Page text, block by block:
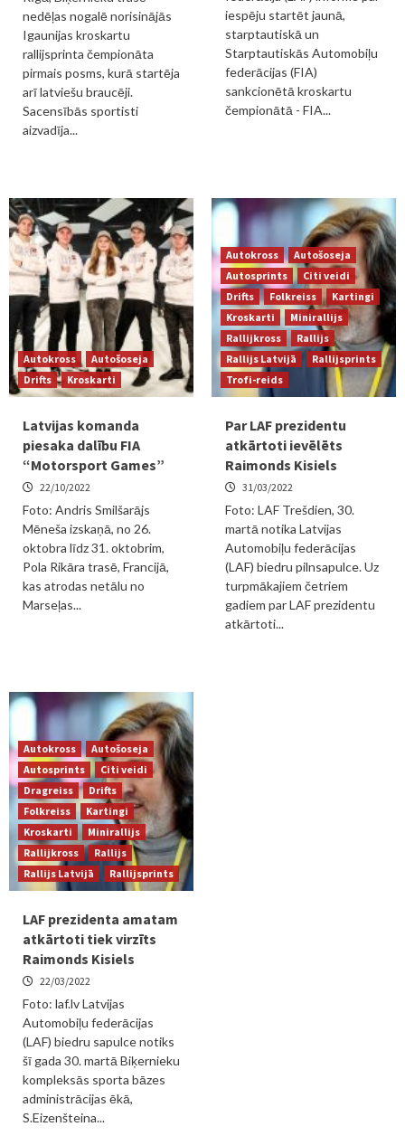
nedēļas nogalē norisinājās
Igaunijas kroskartu
rallijsprinta čempionāta
pirmais posms, kurā startēja
arī latviešu braucēji.
Sacensībās sportisti
aizvadīja...
iespēju startēt jaunā,
starptautiskā un
Starptautiskās Automobiļu
federācijas (FIA)
sankcionētā kroskartu
čempionātā - FIA...
Autokross
Autošoseja
Drifts
Kroskarti
Latvijas komanda
piesaka dalību FIA
“Motorsport Games”
22/10/2022
Foto: Andris Smilšarājs
Mēneša izskaņā, no 26.
oktobra līdz 31. oktobrim,
Pola Rikāra trasē, Francijā,
kas atrodas netālu no
Marseļas...
Autokross
Autošoseja
Autosprints
Citi veidi
Drifts
Folkreiss
Kartingi
Kroskarti
Minirallijs
Rallijkross
Rallijs
Rallijs Latvijā
Rallijsprints
Trofi-reids
Par LAF prezidentu
atkārtoti ievēlēts
Raimonds Kisiels
31/03/2022
Foto: LAF Trešdien, 30.
martā notika Latvijas
Automobiļu federācijas
(LAF) biedru pilnsapulce. Uz
turpmākajiem četriem
gadiem par LAF prezidentu
atkārtoti...
Autokross
Autošoseja
Autosprints
Citi veidi
Dragreiss
Drifts
Folkreiss
Kartingi
Kroskarti
Minirallijs
Rallijkross
Rallijs
Rallijs Latvijā
Rallijsprints
LAF prezidenta amatam
atkārtoti tiek virzīts
Raimonds Kisiels
22/03/2022
Foto: laf.lv Latvijas
Automobiļu federācijas
(LAF) biedru sapulce notiks
šī gada 30. martā Biķernieku
kompleksās sporta bāzes
administrācijas ēkā,
S.Eizenšteina...